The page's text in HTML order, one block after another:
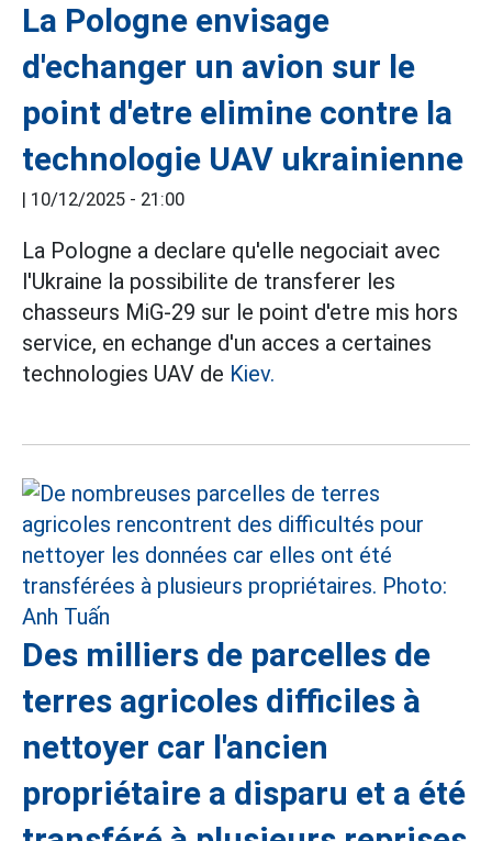
La Pologne envisage
d'echanger un avion sur le
point d'etre elimine contre la
technologie UAV ukrainienne
| 10/12/2025 - 21:00
La Pologne a declare qu'elle negociait avec
l'Ukraine la possibilite de transferer les
chasseurs MiG-29 sur le point d'etre mis hors
service, en echange d'un acces a certaines
technologies UAV de Kiev.
Des milliers de parcelles de
terres agricoles difficiles à
nettoyer car l'ancien
propriétaire a disparu et a été